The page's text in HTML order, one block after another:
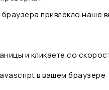
привлекло наше
и кликаете со
в вашем браузере